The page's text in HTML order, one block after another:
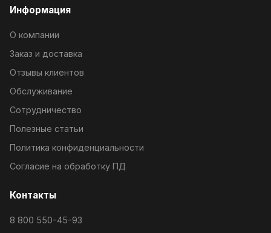
Информация
О компании
Заказ и доставка
Отзывы клиентов
Обслуживание
Сотрудничество
Полезные статьи
Политика конфиденциальности
Согласие на обработку ПД
Контакты
8 800 550-45-93